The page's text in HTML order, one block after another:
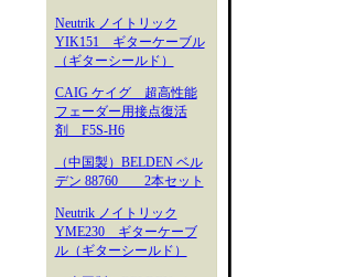
Neutrik ノイトリック
YIK151 ギターケーブル
（ギターシールド）
CAIG ケイグ 超高性能
フェーダー用接点復活
剤 F5S-H6
（中国製）BELDEN ベル
デン 88760 2本セット
Neutrik ノイトリック
YME230 ギターケーブ
ル（ギターシールド）